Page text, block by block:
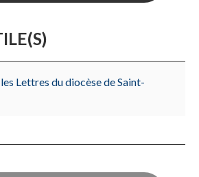
Lettres du diocèse de Saint-